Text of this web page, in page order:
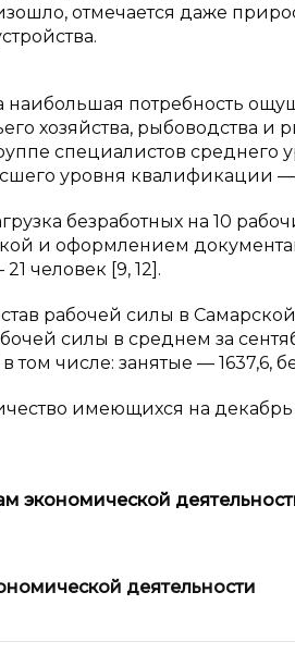
отмечается даже
наибольшая потребность
хозяйства, рыбоводства
специалистов
уровня квалификации —
безработных на 10
и оформлением
человек [9, 12].
рабочей силы в
силы в среднем за
том числе: занятые — 1637,6,
имеющихся на декабрь
экономической
деятельности